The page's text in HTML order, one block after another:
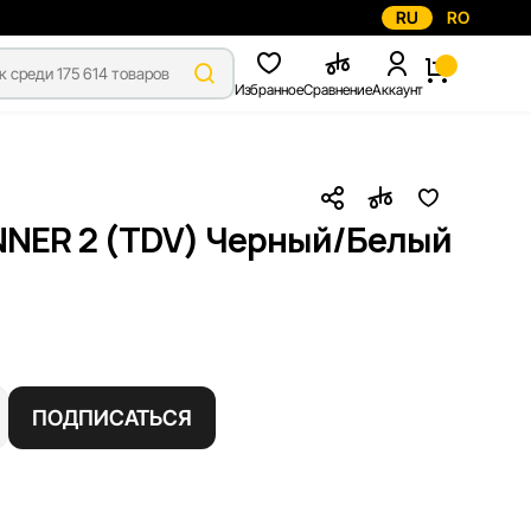
RU RO
ИзбранноеСравнениеАккаунт
2 (TDV) Черный/Белый
ПОДПИСАТЬСЯ